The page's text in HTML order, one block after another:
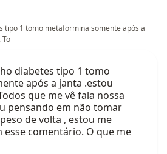
tipo 1 tomo metaformina somente após a
diabetes tipo 1 tomo
após a janta .estou
que me vê fala nossa
pensando em não tomar
de volta , estou me
comentário. O que me